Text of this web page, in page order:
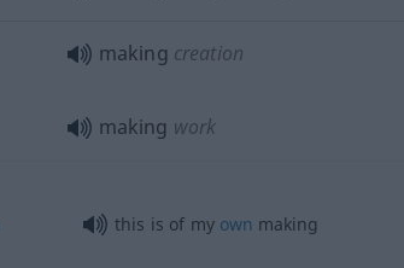
making creation
making work
this is of my own making